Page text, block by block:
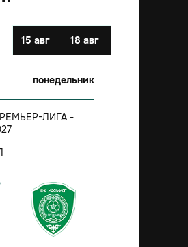
15 авг 18 авг
понедельник
ЛИГА -